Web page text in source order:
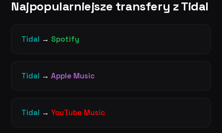
Najpopularniejsze transfery z Tidal
Tidal → Spotify
Tidal → Apple Music
Tidal → YouTube Music